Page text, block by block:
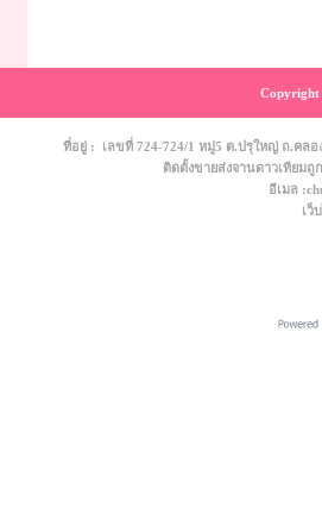
Copyright
ที่อยู่ : เลขที่ 724-724/1 หมู่5 ต.ปรุใหญ่ ถ.คล
ติดตั้งขายส่งจานดาวเทียม
อีเมล
เว็